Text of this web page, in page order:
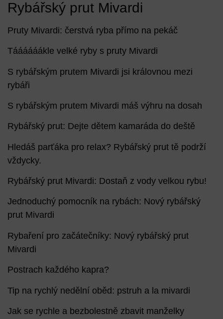
Rybářský prut Mivardi
Pruty Mivardi: čerstvá ryba přímo na pekáč
Táááááákle velké ryby s pruty Mivardi
S rybářským prutem Mivardi jsi královnou mezi
rybáři
S rybářským prutem Mivardi máš výhru na dosah
Rybářský prut: Dejte dětem kamaráda do deště
Hledáš parťáka pro relax? Rybářský prut tě podrží
vždycky.
Rybářský prut Mivardi: Dostaň z vody velkou rybu!
Jednoduchý pomocník na rybách: Nový rybářský
prut Mivardi
Rybaření pro začátečníky: Nový rybářský prut
Mivardi
Postrach každého kapra?
Tip na rychlý nedělní oběd: pstruh a la mivardi
Jak se rychle a bezbolestně zbavit manželky